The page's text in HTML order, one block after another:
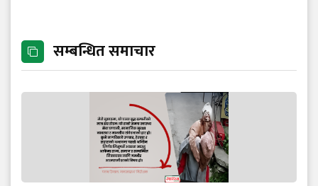
सम्बन्धित समाचार